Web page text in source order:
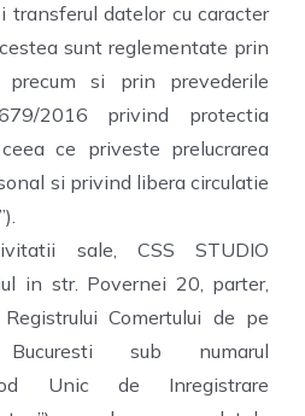
transferul datelor cu caracter
sunt reglementate prin
si prin prevederile
2016 privind protectia
ce priveste prelucrarea
si privind libera circulatie
sale, CSS STUDIO
in str. Povernei 20, parter,
Comertului de pe
sub numarul
Unic de Inregistrare